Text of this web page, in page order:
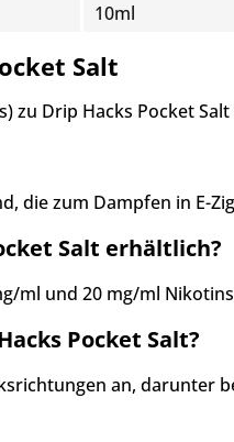
10ml
Salt
zu Drip Hacks Pocket
die zum Dampfen in E-
Salt erhältlich?
ml und 20 mg/ml
Pocket Salt?
an, darunter